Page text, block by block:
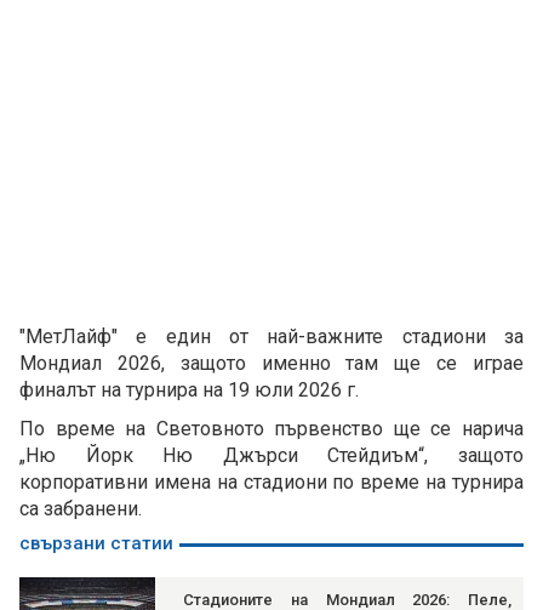
"МетЛайф" е един от най-важните стадиони за
Мондиал 2026, защото именно там ще се играе
финалът на турнира на 19 юли 2026 г.
По време на Световното първенство ще се нарича
„Ню Йорк Ню Джърси Стейдиъм“, защото
корпоративни имена на стадиони по време на турнира
са забранени.
свързани статии
Стадионите на Мондиал 2026: Пеле,